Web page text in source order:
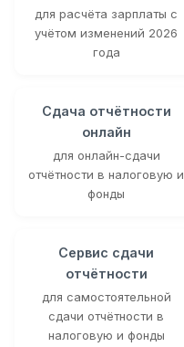
для расчёта зарплаты с
учётом изменений 2026
года
Сдача отчётности
онлайн
для онлайн-сдачи
отчётности в налоговую и
фонды
Сервис сдачи
отчётности
для самостоятельной
сдачи отчётности в
налоговую и фонды